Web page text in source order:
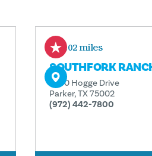
6.02 miles
SOUTHFORK
3700 Hogge Drive
Parker, TX 75002
(972) 442-7800